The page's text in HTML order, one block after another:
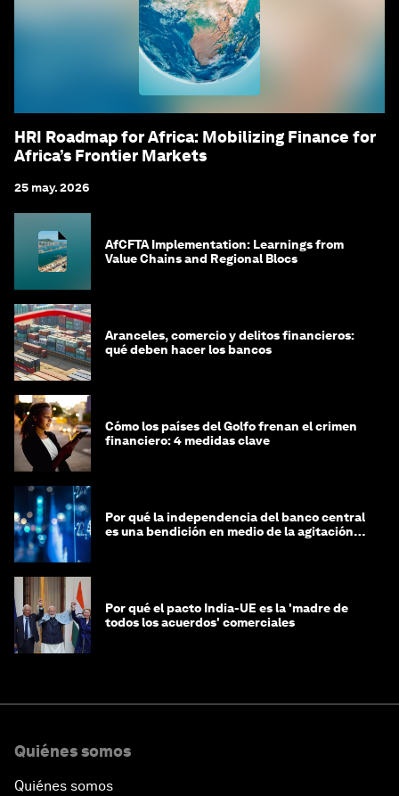
HRI Roadmap for Africa: Mobilizing Finance for
Africa’s Frontier Markets
25 may. 2026
AfCFTA Implementation: Learnings from
Value Chains and Regional Blocs
Aranceles, comercio y delitos financieros:
qué deben hacer los bancos
Cómo los países del Golfo frenan el crimen
financiero: 4 medidas clave
Por qué la independencia del banco central
es una bendición en medio de la agitación
Por qué el pacto India-UE es la 'madre de
todos los acuerdos' comerciales
Quiénes somos
Quiénes somos